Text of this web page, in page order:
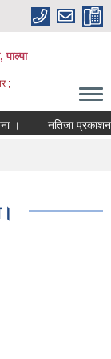
पाल्पा
;
नतिजा प्रकाशन